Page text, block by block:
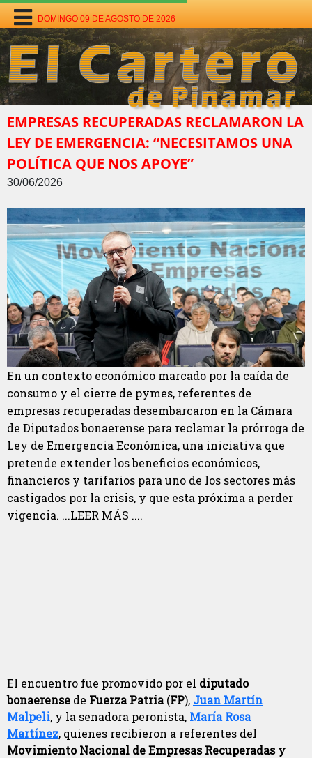
DOMINGO 09 DE AGOSTO DE 2026
EMPRESAS RECUPERADAS RECLAMARON LA
LEY DE EMERGENCIA: “NECESITAMOS UNA
POLÍTICA QUE NOS APOYE”
30/06/2026
En un contexto económico marcado por la caída de
consumo y el cierre de pymes, referentes de
empresas recuperadas desembarcaron en la Cámara
de Diputados bonaerense para reclamar la prórroga de
Ley de Emergencia Económica, una iniciativa que
pretende extender los beneficios económicos,
financieros y tarifarios para uno de los sectores más
castigados por la crisis, y que esta próxima a perder
vigencia. ...LEER MÁS ....
El encuentro fue promovido por el diputado
bonaerense de Fuerza Patria(FP), Juan Martín
Malpeli, y la senadora peronista, María Rosa
Martínez, quienes recibieron a referentes del
Movimiento Nacional de Empresas Recuperadas y